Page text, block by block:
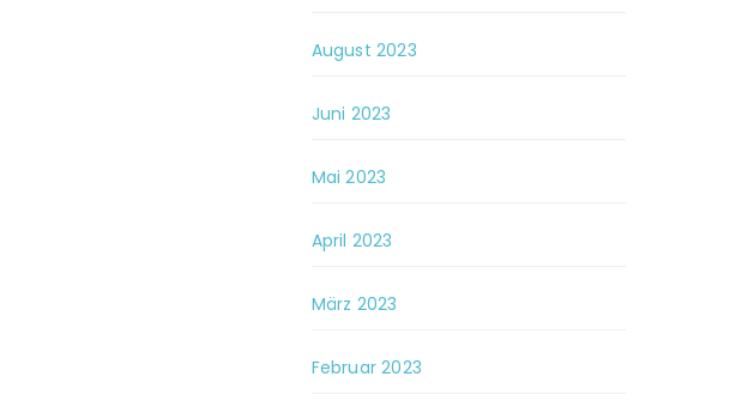
August 2023
Juni 2023
Mai 2023
April 2023
März 2023
Februar 2023